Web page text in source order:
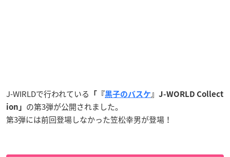
J-WIRLDで行われている 「『黒子のバスケ 』J-WORLD Collect
ion」 の第3弾が公開されました。
第3弾には前回登場しなかった笠松幸男が登場！